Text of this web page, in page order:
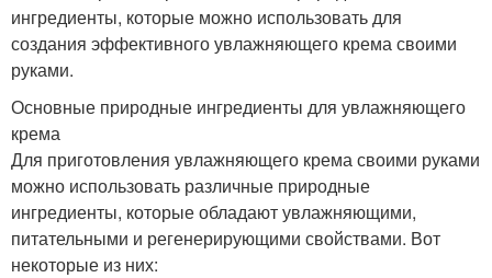
ингредиенты, которые можно использовать для
создания эффективного увлажняющего крема своими
руками.
Основные природные ингредиенты для увлажняющего
крема
Для приготовления увлажняющего крема своими руками
можно использовать различные природные
ингредиенты, которые обладают увлажняющими,
питательными и регенерирующими свойствами. Вот
некоторые из них: